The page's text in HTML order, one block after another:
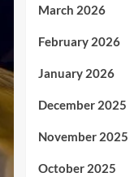
March 2026
February 2026
January 2026
December 2025
November 2025
October 2025